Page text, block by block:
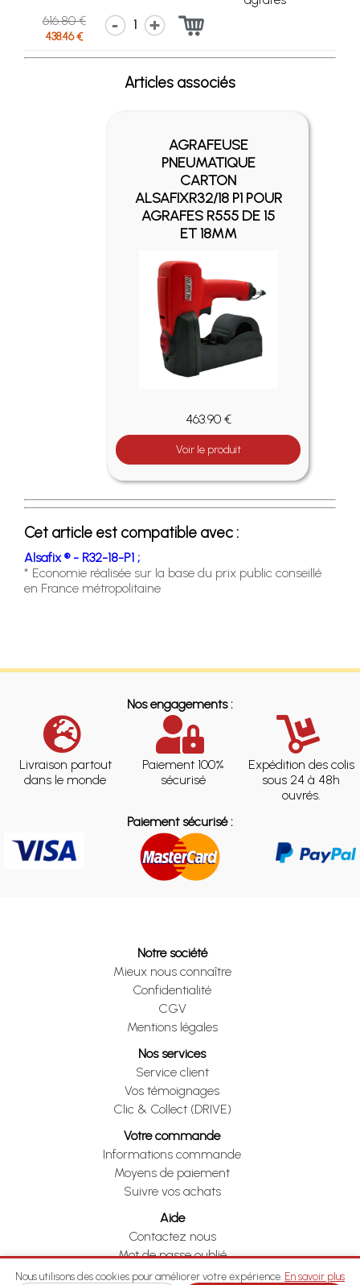
616.80 €
438.46 €
1
Articles associés
AGRAFEUSE
PNEUMATIQUE
CARTON
ALSAFIXR32/18 P1 POUR
AGRAFES R555 DE 15
ET 18MM
463.90 €
Voir le produit
Cet article est compatible avec :
Alsafix ® - R32-18-P1 ;
* Economie réalisée sur la base du prix public conseillé
en France métropolitaine
Nos engagements :
Livraison partout
dans le monde
Paiement 100%
sécurisé
Expédition des colis
sous 24 à 48h
ouvrés.
Paiement sécurisé :
Notre société
Mieux nous connaître
Confidentialité
CGV
Mentions légales
Nos services
Service client
Vos témoignages
Clic & Collect (DRIVE)
Votre commande
Informations commande
Moyens de paiement
Suivre vos achats
Aide
Contactez nous
Mot de passe oublié
Je me rétracte
Nous utilisons des cookies pour améliorer votre expérience. En savoir plus